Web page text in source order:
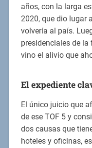
años, con la larga
2020, que dio lugar
volvería al país.
presidenciales de la
vino el alivio que
El expediente
El único juicio que
de ese TOF 5 y
dos causas que
hoteles y oficinas,